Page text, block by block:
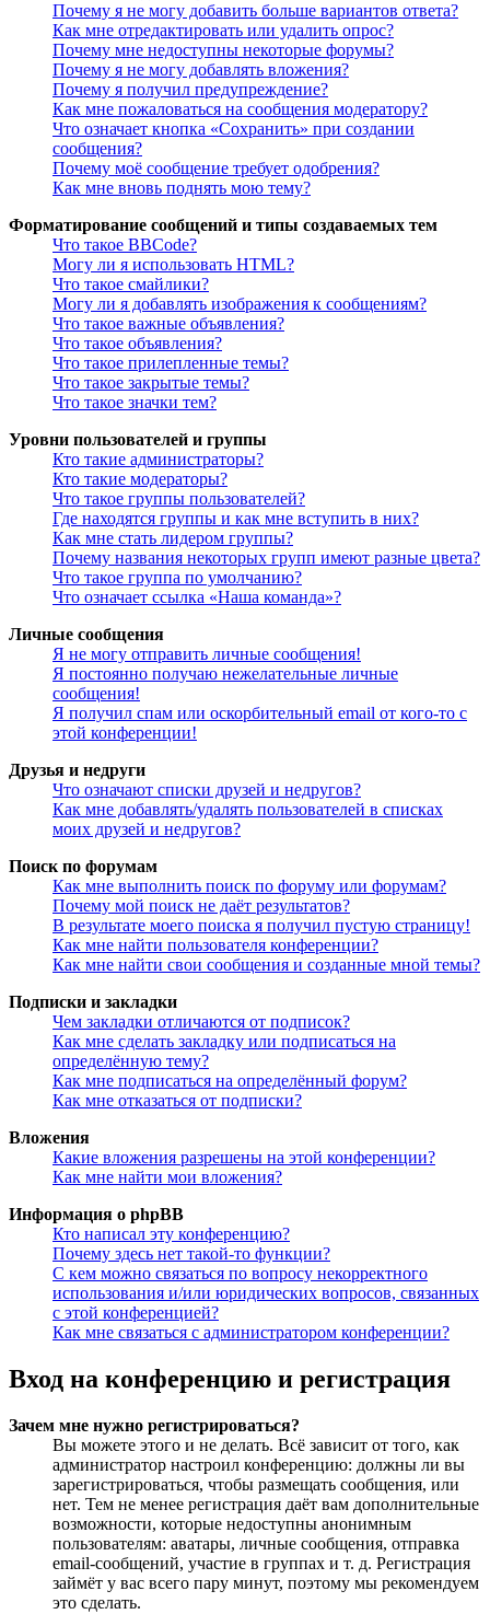
Почему я не могу добавить больше вариантов ответа?
Как мне отредактировать или удалить опрос?
Почему мне недоступны некоторые форумы?
Почему я не могу добавлять вложения?
Почему я получил предупреждение?
Как мне пожаловаться на сообщения модератору?
Что означает кнопка «Сохранить» при создании
сообщения?
Почему моё сообщение требует одобрения?
Как мне вновь поднять мою тему?
Форматирование сообщений и типы создаваемых тем
Что такое BBCode?
Могу ли я использовать HTML?
Что такое смайлики?
Могу ли я добавлять изображения к сообщениям?
Что такое важные объявления?
Что такое объявления?
Что такое прилепленные темы?
Что такое закрытые темы?
Что такое значки тем?
Уровни пользователей и группы
Кто такие администраторы?
Кто такие модераторы?
Что такое группы пользователей?
Где находятся группы и как мне вступить в них?
Как мне стать лидером группы?
Почему названия некоторых групп имеют разные цвета?
Что такое группа по умолчанию?
Что означает ссылка «Наша команда»?
Личные сообщения
Я не могу отправить личные сообщения!
Я постоянно получаю нежелательные личные
сообщения!
Я получил спам или оскорбительный email от кого-то с
этой конференции!
Друзья и недруги
Что означают списки друзей и недругов?
Как мне добавлять/удалять пользователей в списках
моих друзей и недругов?
Поиск по форумам
Как мне выполнить поиск по форуму или форумам?
Почему мой поиск не даёт результатов?
В результате моего поиска я получил пустую страницу!
Как мне найти пользователя конференции?
Как мне найти свои сообщения и созданные мной темы?
Подписки и закладки
Чем закладки отличаются от подписок?
Как мне сделать закладку или подписаться на
определённую тему?
Как мне подписаться на определённый форум?
Как мне отказаться от подписки?
Вложения
Какие вложения разрешены на этой конференции?
Как мне найти мои вложения?
Информация о phpBB
Кто написал эту конференцию?
Почему здесь нет такой-то функции?
С кем можно связаться по вопросу некорректного
использования и/или юридических вопросов, связанных
с этой конференцией?
Как мне связаться с администратором конференции?
Вход на конференцию и регистрация
Зачем мне нужно регистрироваться?
Вы можете этого и не делать. Всё зависит от того, как
администратор настроил конференцию: должны ли вы
зарегистрироваться, чтобы размещать сообщения, или
нет. Тем не менее регистрация даёт вам дополнительные
возможности, которые недоступны анонимным
пользователям: аватары, личные сообщения, отправка
email-сообщений, участие в группах и т. д. Регистрация
займёт у вас всего пару минут, поэтому мы рекомендуем
это сделать.